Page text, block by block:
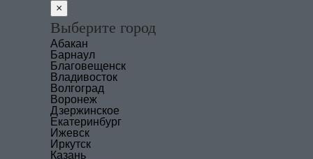
×
Выберите город
Абакан
Барнаул
Благовещенск
Владивосток
Волгоград
Воронеж
Дзержинское
Екатеринбург
Ижевск
Иркутск
Казань